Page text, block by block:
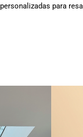
para